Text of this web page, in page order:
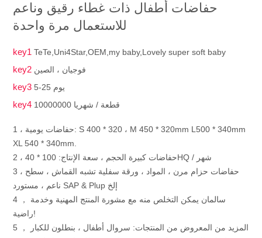
حفاضات أطفال ذات غطاء رقيق وناعم
للاستعمال مرة واحدة
key1TeTe,Uni4Star,OEM,my baby,Lovely super soft baby
key2 فوجيان ، الصين
key3 5-25 يوم
key4 10000000 قطعة / شهريا
1 ، حفاضات يومية: S 400 * 320 ، M 450 * 320mm L500 * 340mm
XL 540 * 340mm.
2 ، حفاضات كبيرة الحجم ، سعة الإنتاج: 100 * 40HQ / شهر
3 ، حفاضات حزام مرن ، المواد ، ورقة سفلية تشبه القماش ، سطح
ناعم ، مستورد SAP & Plup إلخ
4 ， سالمان يمكن التخلص منه مع مشورة المنتج المهنية وخدمة
راضية!
5 ， المزيد من المعروض من المنتجات: سروال أطفال ، بنطلون للكبار